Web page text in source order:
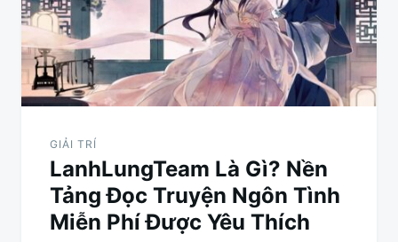
viết
GIẢI TRÍ
LanhLungTeam Là Gì? Nền
Tảng Đọc Truyện Ngôn Tình
Miễn Phí Được Yêu Thích